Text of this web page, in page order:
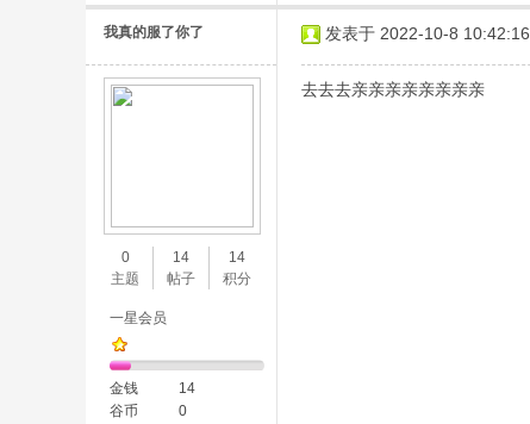
我真的服了你了
0
主题
14
帖子
14
积分
一星会员
金钱
14
谷币
0
发表于 2022-10-8 10:42:16
去去去亲亲亲亲亲亲亲亲